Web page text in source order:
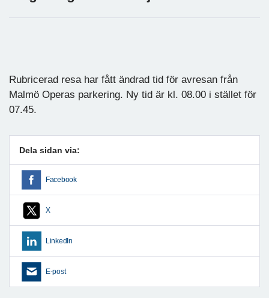
Rubricerad resa har fått ändrad tid för avresan från
Malmö Operas parkering. Ny tid är kl. 08.00 i stället för
07.45.
Dela sidan via:
Facebook
X
LinkedIn
E-post